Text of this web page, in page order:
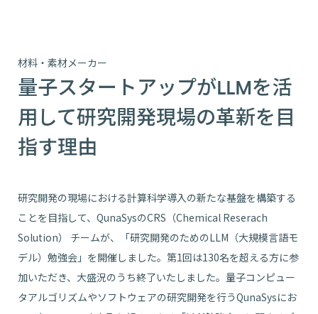
材料・素材メーカー
量子スタートアップがLLMを活
用して研究開発現場の革新を目
指す理由
研究開発の現場における計算科学導入の新たな基盤を構築する
ことを目指して、QunaSysのCRS（Chemical Reserach
Solution） チームが、「研究開発のためのLLM（大規模言語モ
デル）勉強会」を開催しました。第1回は130名を超える方に参
加いただき、大盛況のうち終了いたしました。量子コンピュー
タアルゴリズムやソフトウェアの研究開発を行うQunaSysにお